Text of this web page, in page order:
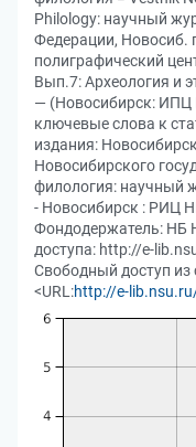
Philology: научный
Федерации, Новосиб.
полиграфический
Вып.7: Археология и
— (Новосибирск: ИПЦ
ключевые слова к
издания:
Новосибирского
филология: научный
- Новосибирск : РИЦ
Фондодержатель: НБ
доступа: http://e-
Свободный доступ из
<URL:http://e-